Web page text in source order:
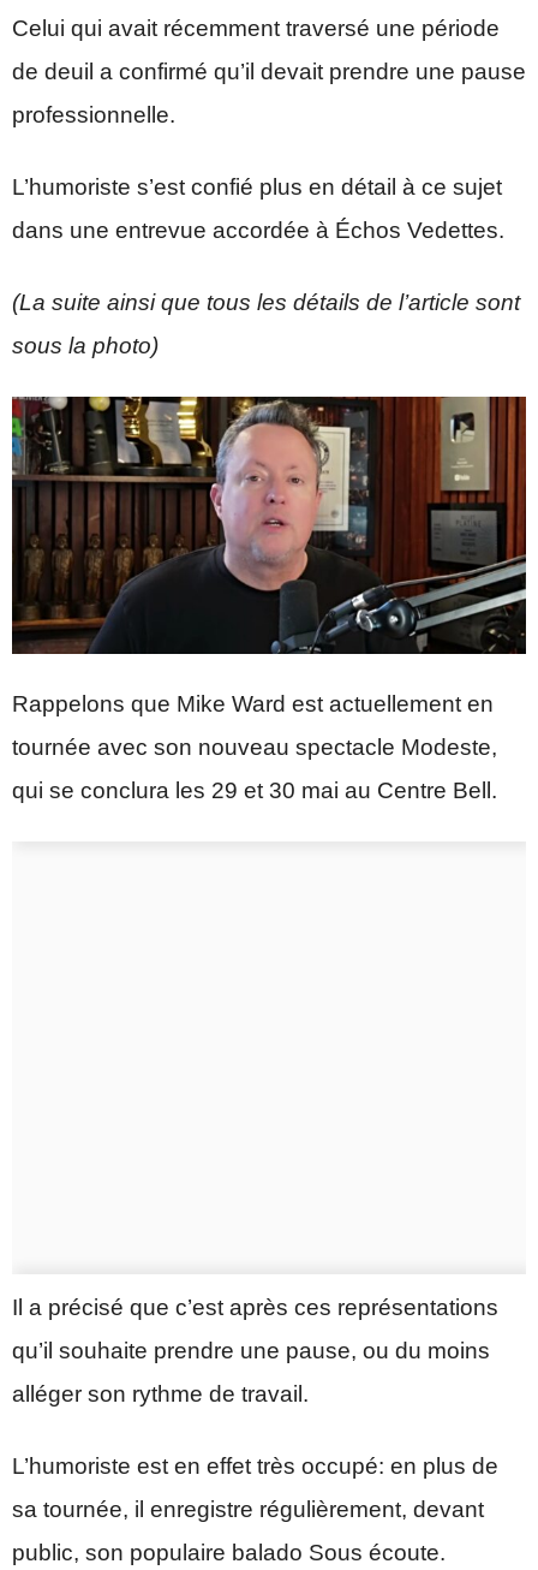
Celui qui avait récemment traversé une période
de deuil a confirmé qu’il devait prendre une pause
professionnelle.
L’humoriste s’est confié plus en détail à ce sujet
dans une entrevue accordée à Échos Vedettes.
(La suite ainsi que tous les détails de l’article sont
sous la photo)
Rappelons que Mike Ward est actuellement en
tournée avec son nouveau spectacle Modeste,
qui se conclura les 29 et 30 mai au Centre Bell .
Il a précisé que c’est après ces représentations
qu’il souhaite prendre une pause, ou du moins
alléger son rythme de travail.
L’humoriste est en effet très occupé: en plus de
sa tournée, il enregistre régulièrement, devant
public, son populaire balado Sous écoute.